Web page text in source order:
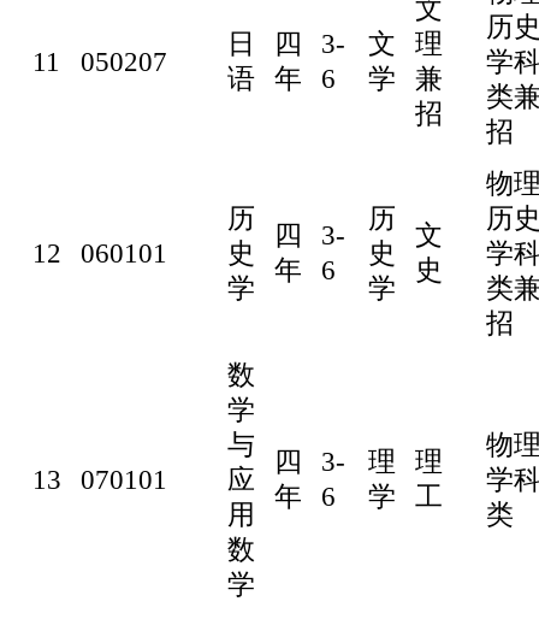
11 050207
日
语
四
年
3-
6
文
学
文
理
兼
招
历
学
类
招
12 060101
历
史
学
四
年
3-
6
历
史
学
文
史
物
历
学
类
招
13 070101
数
学
与
应
用
数
学
四
年
3-
6
理
学
理
工
物
学
类